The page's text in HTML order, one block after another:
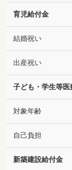
育児給付金
結婚祝い
出産祝い
子ども・学生等医
対象年齢
自己負担
新築建設給付金